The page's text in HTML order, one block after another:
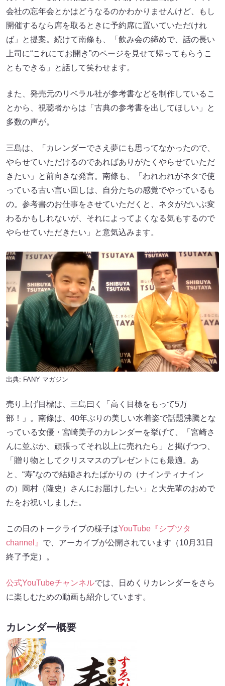
会社の忘年会とかはどうなるのかわかりませんけど、もし
開催するなら席を取るときに予約席に置いていただけれ
ば」と提案。続けて南條も、「飲み会の締めで、話の長い
上司に“これにてお開き”のページを見せて帰ってもらうこ
ともできる」と話して笑わせます。
また、発売元のリベラル社が参考書などを制作しているこ
とから、視聴者からは「古典の参考書を出してほしい」と
多数の声が。
三島は、「カレンダーでさえ夢にも思ってなかったので、
やらせていただけるのであればありがたくやらせていただ
きたい」と前向きな発言。南條も、「われわれがネタで使
っている古い言い回しは、自分たちの感覚でやっているも
の。参考書のお仕事をさせていただくと、ネタがだいぶ変
わるかもしれないが、それによってよくなる気もするので
やらせていただきたい」と意気込みます。
出典: FANY マガジン
売り上げ目標は、三島曰く「高く目標をもって5万
部！」。南條は、40年ぶりの美しい水着姿で話題沸騰とな
っている女優・宮崎美子のカレンダーを挙げて、「宮崎さ
んに並ぶか、頑張ってそれ以上に売れたら」と掲げつつ、
「贈り物としてクリスマスのプレゼントにも最適。あ
と、“寿”なので結婚されたばかりの（ナインティナイン
の）岡村（隆史）さんにお届けしたい」と大先輩のおめで
たをお祝いしました。
この日のトークライブの様子はYouTube『シブツタ
channel』 で、アーカイブが公開されています（10月31日
終了予定）。
公式YouTubeチャンネルでは、日めくりカレンダーをさら
に楽しむための動画も紹介しています。
カレンダー概要